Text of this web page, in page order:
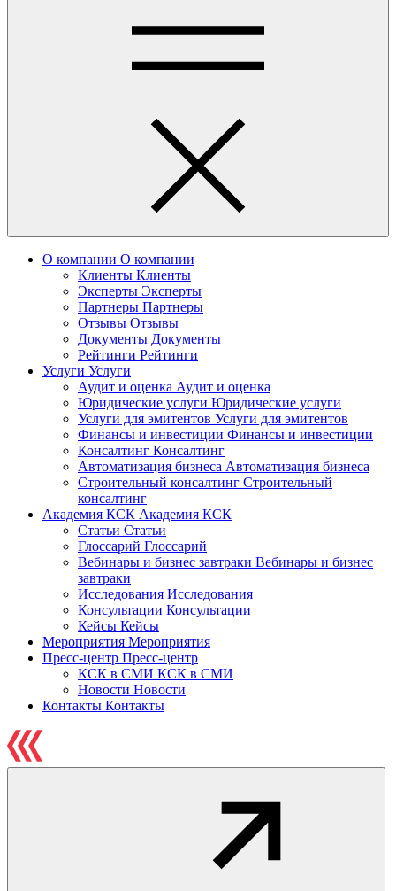
О компании О компании
Клиенты Клиенты
Эксперты Эксперты
Партнеры Партнеры
Отзывы Отзывы
Документы Документы
Рейтинги Рейтинги
Услуги Услуги
Аудит и оценка Аудит и оценка
Юридические услуги Юридические услуги
Услуги для эмитентов Услуги для эмитентов
Финансы и инвестиции Финансы и инвестиции
Консалтинг Консалтинг
Автоматизация бизнеса Автоматизация бизнеса
Строительный консалтинг Строительный
консалтинг
Академия КСК Академия КСК
Статьи Статьи
Глоссарий Глоссарий
Вебинары и бизнес завтраки Вебинары и бизнес
завтраки
Исследования Исследования
Консультации Консультации
Кейсы Кейсы
Мероприятия Мероприятия
Пресс-центр Пресс-центр
КСК в СМИ КСК в СМИ
Новости Новости
Контакты Контакты